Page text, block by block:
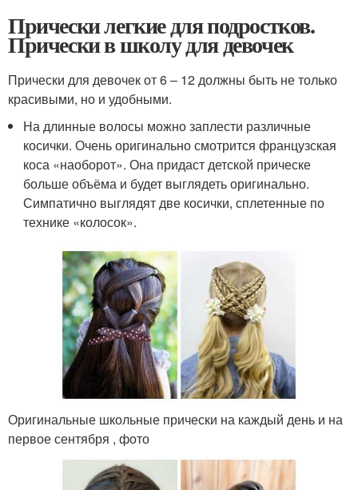
Прически легкие для подростков.
Прически в школу для девочек
Прически для девочек от 6 – 12 должны быть не только
красивыми, но и удобными.
На длинные волосы можно заплести различные
косички. Очень оригинально смотрится французская
коса «наоборот». Она придаст детской прическе
больше объёма и будет выглядеть оригинально.
Симпатично выглядят две косички, сплетенные по
технике «колосок».
Оригинальные школьные прически на каждый день и на
первое сентября , фото